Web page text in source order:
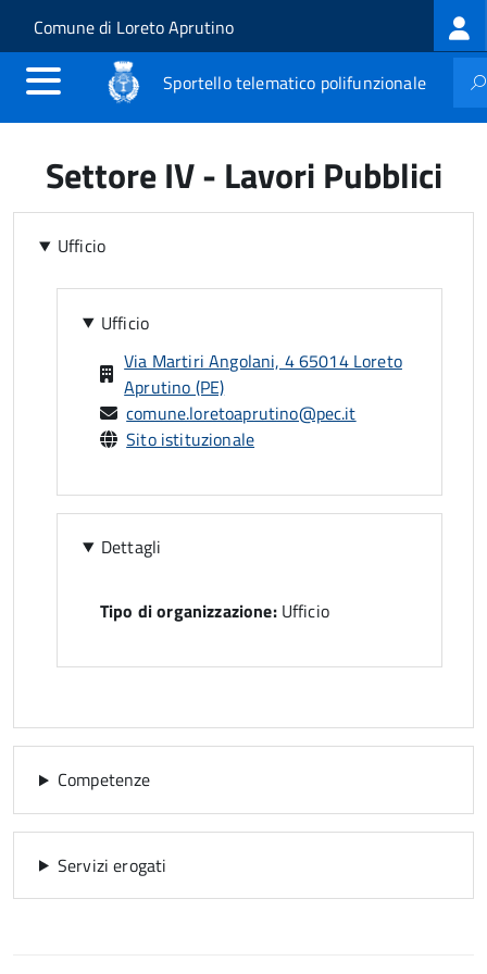
Salta al contenuto principale
Skip to site navigation
Comune di Loreto Aprutino
Sportello telematico polifunzionale
Settore IV - Lavori Pubblici
Ufficio
Ufficio
Via Martiri Angolani, 4 65014 Loreto
Aprutino (PE)
comune.loretoaprutino@pec.it
Sito istituzionale
Dettagli
Tipo di organizzazione:Ufficio
Competenze
Servizi erogati